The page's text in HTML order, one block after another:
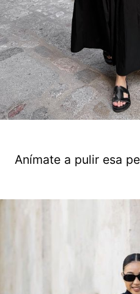
Anímate a pulir esa